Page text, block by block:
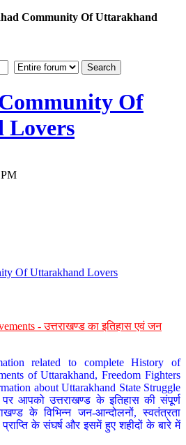
Community Of Uttarakhand
Of
Lovers
Of Uttarakhand Lovers
- उत्तराखण्ड का इतिहास एवं जन
related to complete History of
of Uttarakhand, Freedom Fighters
about Uttarakhand State Struggle
आपको उत्तराखण्ड के इतिहास की संपूर्ण
के विभिन्न जन-आन्दोलनों, स्वतंत्रता
के संघर्ष और इसमें हुए शहीदों के बारे में